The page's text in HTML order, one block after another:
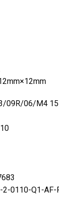
09R/06/M4
0110-Q1-AF-